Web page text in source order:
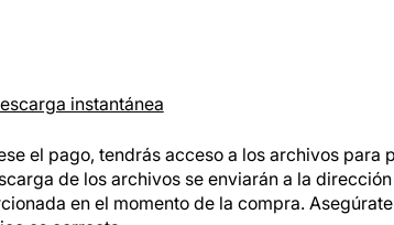
instantánea
el pago, tendrás acceso a los archivos para
de los archivos se enviarán a la
en el momento de la compra.